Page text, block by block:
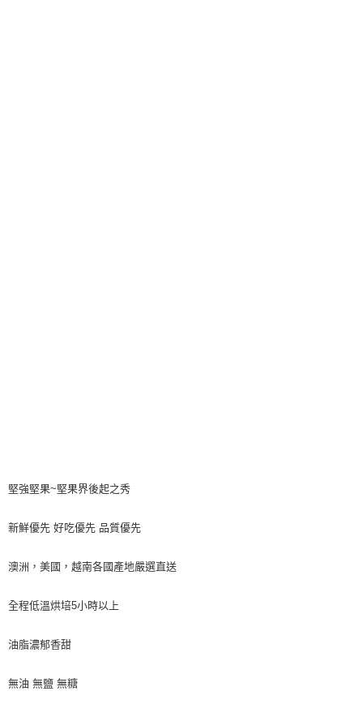
堅強堅果~堅果界後起之秀
新鮮優先 好吃優先 品質優先
澳洲，美國，越南各國產地嚴選直送
全程低溫烘培5小時以上
油脂濃郁香甜
無油 無鹽 無糖